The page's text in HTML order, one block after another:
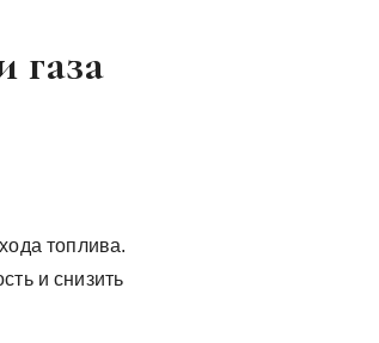
газа
топлива.
и снизить